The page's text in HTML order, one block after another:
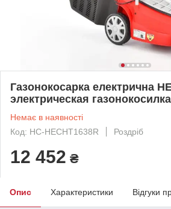
Газонокосарка електрична
электрическая
Немає в наявності
Код: HC-HECHT1638R
Роздріб
12 452 ₴
Опис Характеристики Відгуки